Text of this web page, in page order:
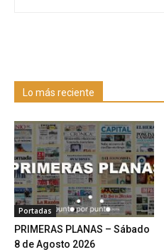
Lo más reciente
Portadas
PRIMERAS PLANAS – Sábado
8 de Agosto 2026